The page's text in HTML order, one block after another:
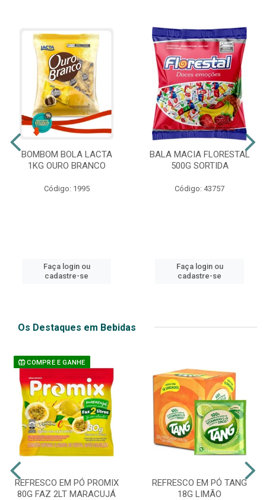
BOMBOM BOLA LACTA
1KG OURO BRANCO
Código: 1995
Faça login ou
cadastre-se
BALA MACIA FLORESTAL
500G SORTIDA
Código: 43757
Faça login ou
cadastre-se
Os Destaques em Bebidas
COMPRE E GANHE
REFRESCO EM PÓ PROMIX
80G FAZ 2LT MARACUJÁ
REFRESCO EM PÓ TANG
18G LIMÃO